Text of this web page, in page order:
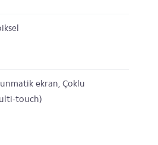
ekran, Çoklu
touch)